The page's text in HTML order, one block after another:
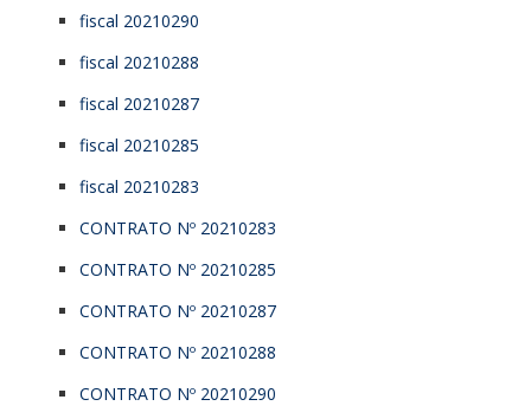
fiscal 20210290
fiscal 20210288
fiscal 20210287
fiscal 20210285
fiscal 20210283
CONTRATO Nº 20210283
CONTRATO Nº 20210285
CONTRATO Nº 20210287
CONTRATO Nº 20210288
CONTRATO Nº 20210290